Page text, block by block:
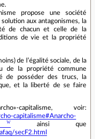
propose une société
aux antagonismes, la
de chacun et celle de la
de vie et la propriété
de l’égalité sociale, de la
de la propriété commune
de posséder des trucs, la
et la liberté de se faire
capitalisme, voir:
capitalisme#Anarcho-
ainsi que
secF2.html